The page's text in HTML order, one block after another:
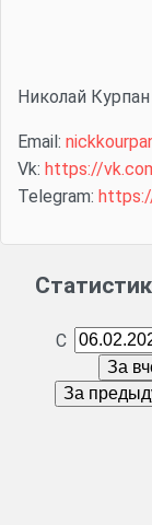
Николай Курпан
Email:
Vk: https://
Telegram:
С